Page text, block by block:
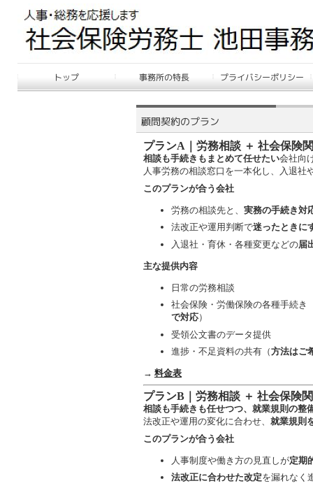
プランA｜労務相談 ＋ 社会保険
相談も手続きもまとめて任せたい会社向
人事労務の相談窓口を一本化し、入退社
このプランが合う会社
労務の相談先と、 実務の手続き対
法改正や運用判断で迷ったときに
入退社・育休・各種変更などの届
主な提供内容
日常の労務相談
社会保険・労働保険の各種手続き
で対応）
受領公文書のデータ提供
進捗・不足資料の共有（方法はご
→ 料金表
プランB｜労務相談 ＋ 社会保険
相談も手続きも任せつつ、就業規則の整
法改正や運用の変化に合わせ、 就業規則
このプランが合う会社
人事制度や働き方の見直しが定期
法改正に合わせた改定を漏れなく